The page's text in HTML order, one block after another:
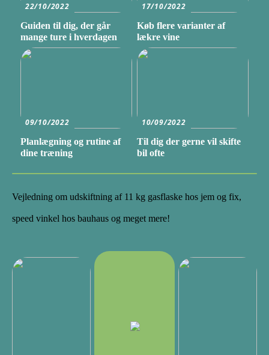
22/10/2022
Guiden til dig, der går
mange ture i hverdagen
17/10/2022
Køb flere varianter af
lækre vine
09/10/2022
Planlægning og rutine af
dine træning
10/09/2022
Til dig der gerne vil skifte
bil ofte
Vejledning om udskiftning af 11 kg gasflaske hos jem og fix,
speed vinkel hos bauhaus og meget mere!